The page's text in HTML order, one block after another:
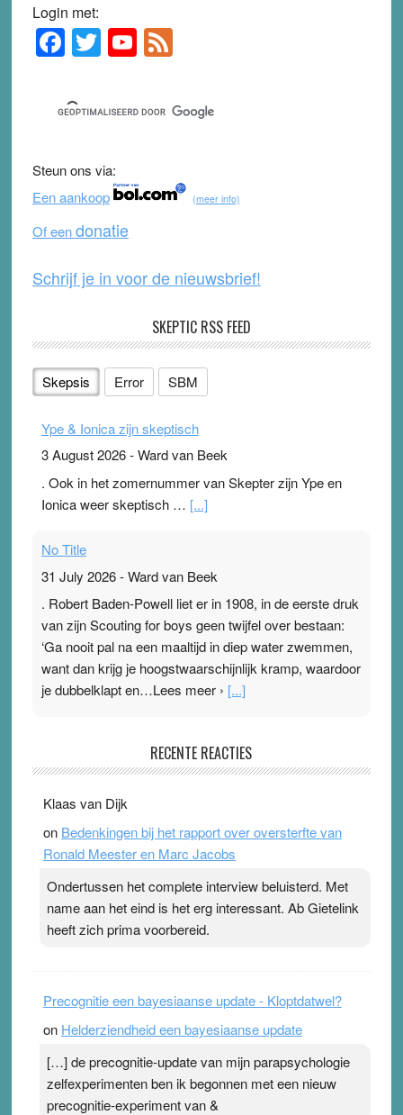
Login met:
Primary
Sidebar
F
a
c
e
b
o
o
k
T
wi
tt
er
Y
o
u
T
b
e
F
e
d
Steun ons via:
Een aankoop
(meer info)
Of eendonatie
Schrijf je in voor de nieuwsbrief!
SKEPTIC RSS FEED
Skepsis Error SBM
Ype & Ionica zijn skeptisch
3 August 2026-Ward van Beek
. Ook in het zomernummer van Skepter zijn Ype en
Ionica weer skeptisch … [...]
No Title
31 July 2026-Ward van Beek
. Robert Baden-Powell liet er in 1908, in de eerste druk
van zijn Scouting for boys geen twijfel over bestaan:
‘Ga nooit pal na een maaltijd in diep water zwemmen,
want dan krijg je hoogstwaarschijnlijk kramp, waardoor
je dubbelklapt en…Lees meer › [...]
Ward van Beek
topsporters. Ze hopen ermee hun hartslag te verlagen
terwijl ze meer zuurstof opnemen. Daarop heeft zo’n
pleister geen effect. Maar het gevoel ‘makkelijker te
Pleisterplakkers in de topspsort ›[...]
RECENTE REACTIES
Klaas van Dijk
on Bedenkingen bij het rapport over oversterfte van
Ronald Meester en Marc Jacobs
Ondertussen het complete interview beluisterd. Met
name aan het eind is het erg interessant. Ab Gietelink
heeft zich prima voorbereid.
Precognitie een bayesiaanse update - Kloptdatwel?
on Helderziendheid een bayesiaanse update
[…] de precognitie-update van mijn parapsychologie
zelfexperimenten ben ik begonnen met een nieuw
precognitie-experiment van &